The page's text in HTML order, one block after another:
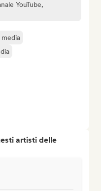
YouTube,
artisti delle